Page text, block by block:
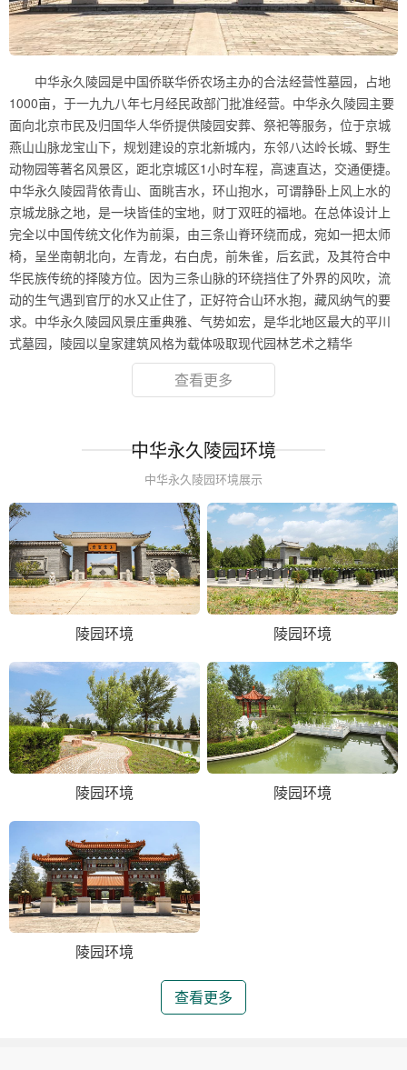
中华永久陵园是中国侨联华侨农场主办的合法经营性墓园，占地
1000亩，于一九九八年七月经民政部门批准经营。中华永久陵园主要
面向北京市民及归国华人华侨提供陵园安葬、祭祀等服务，位于京城
燕山山脉龙宝山下，规划建设的京北新城内，东邻八达岭长城、野生
动物园等著名风景区，距北京城区1小时车程，高速直达，交通便捷。
中华永久陵园背依青山、面眺吉水，环山抱水，可谓静卧上风上水的
京城龙脉之地，是一块皆佳的宝地，财丁双旺的福地。在总体设计上
完全以中国传统文化作为前渠，由三条山脊环绕而成，宛如一把太师
椅，呈坐南朝北向，左青龙，右白虎，前朱雀，后玄武，及其符合中
华民族传统的择陵方位。因为三条山脉的环绕挡住了外界的风吹，流
动的生气遇到官厅的水又止住了，正好符合山环水抱，藏风纳气的要
求。中华永久陵园风景庄重典雅、气势如宏，是华北地区最大的平川
式墓园，陵园以皇家建筑风格为载体吸取现代园林艺术之精华
查看更多
中华永久陵园环境
中华永久陵园环境展示
陵园环境 陵园环境
陵园环境 陵园环境
陵园环境
查看更多